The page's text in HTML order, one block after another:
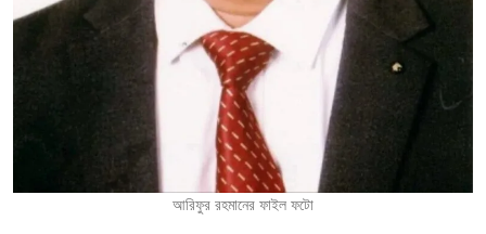
আরিফুর রহমানের ফাইল ফটো